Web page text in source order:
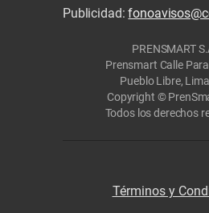
Publicidad:
PRENSMART
Prensmart Calle
Pueblo Libre,
Copyright ©
Todos los derechos
Términos y